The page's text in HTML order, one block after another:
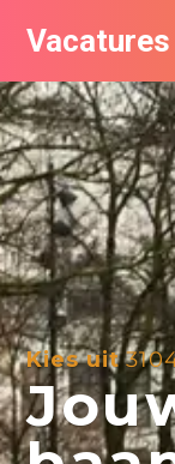
Kies uit
Vacatures per
De populairste
Nieuwsbrief